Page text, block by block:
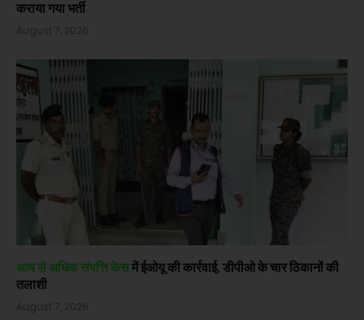
कराया गया भर्ती
August 7, 2026
आय से अधिक संपत्ति केसमें ईओयू की कार्रवाई, डीपीओ के चार ठिकानों की
तलाशी
August 7, 2026